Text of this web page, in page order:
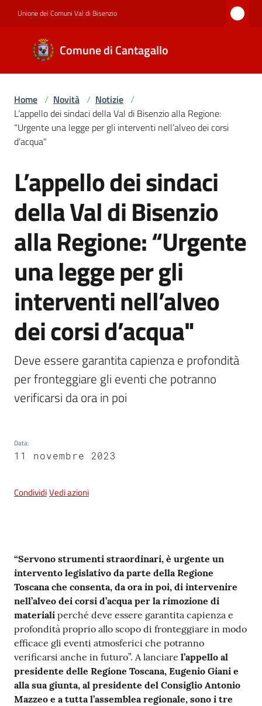
Unione dei Comuni Val di Bisenzio
Comune di Cantagallo
Comune di
Cantagallo
Amministrazione
Servizi
Documenti
dati
Argomenti
Home / Novità / Notizie /
L’appello dei sindaci della Val di Bisenzio alla Regione:
“Urgente una legge per gli interventi nell’alveo dei corsi
d’acqua"
Salta al contenuto
L’appello dei sindaci
della Val di Bisenzio
alla Regione: “Urgente
una legge per gli
interventi nell’alveo
dei corsi d’acqua"
Deve essere garantita capienza e profondità
per fronteggiare gli eventi che potranno
verificarsi da ora in poi
Data:
11 novembre 2023
CondividiVedi azioni
Contenuto
“Servono strumenti straordinari, è urgente un
intervento legislativo da parte della Regione
Toscana che consenta, da ora in poi, di intervenire
nell’alveo dei corsi d’acqua per la rimozione di
materiali perché deve essere garantita capienza e
profondità proprio allo scopo di fronteggiare in modo
efficace gli eventi atmosferici che potranno
verificarsi anche in futuro”. A lanciare l’appello al
presidente delle Regione Toscana, Eugenio Giani e
alla sua giunta, al presidente del Consiglio Antonio
Mazzeo e a tutta l’assemblea regionale, sono i tre